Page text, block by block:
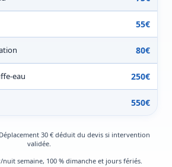
55€
80€
eau 250€
550€
30 € déduit du devis si intervention
validée.
semaine, 100 % dimanche et jours fériés.